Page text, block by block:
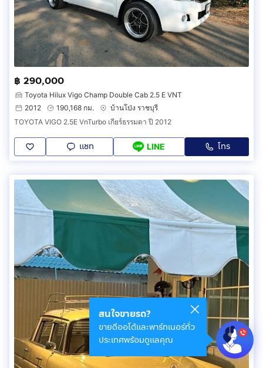
฿ 290,000
Toyota Hilux Vigo Champ Double Cab 2.5 E VNT
2012
190,168 กม.
บ้านโป่ง ราชบุรี
TOYOTA VIGO 2.5E VnTurbo เกียร์ธรรมดา ปี 2012
แชท LINE โทร
สนใจขายรถ?
ขายดีออโต้และพาร์ทเนอร์ทั่ว
ประเทศพร้อมดูแลคุณ